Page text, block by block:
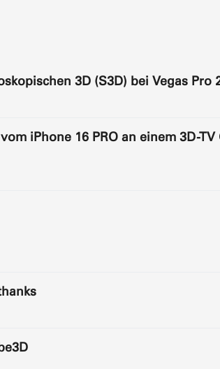
3D (S3D) bei Vegas Pro
iPhone 16 PRO an einem 3D-